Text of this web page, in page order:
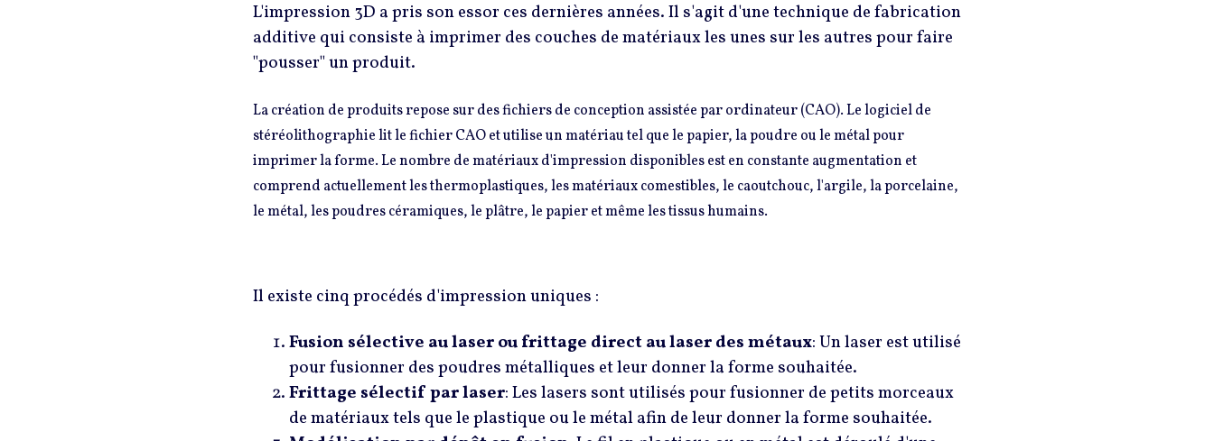
L'impression 3D a pris son essor ces dernières années. Il s'agit d'une technique de fabrication
additive qui consiste à imprimer des couches de matériaux les unes sur les autres pour faire
"pousser" un produit.
La création de produits repose sur des fichiers de conception assistée par ordinateur (CAO). Le logiciel de
stéréolithographie lit le fichier CAO et utilise un matériau tel que le papier, la poudre ou le métal pour
imprimer la forme. Le nombre de matériaux d'impression disponibles est en constante augmentation et
comprend actuellement les thermoplastiques, les matériaux comestibles, le caoutchouc, l'argile, la porcelaine,
le métal, les poudres céramiques, le plâtre, le papier et même les tissus humains.
Il existe cinq procédés d'impression uniques :
Fusion sélective au laser ou frittage direct au laser des métaux: Un laser est utilisé
pour fusionner des poudres métalliques et leur donner la forme souhaitée.
Frittage sélectif par laser: Les lasers sont utilisés pour fusionner de petits morceaux
de matériaux tels que le plastique ou le métal afin de leur donner la forme souhaitée.